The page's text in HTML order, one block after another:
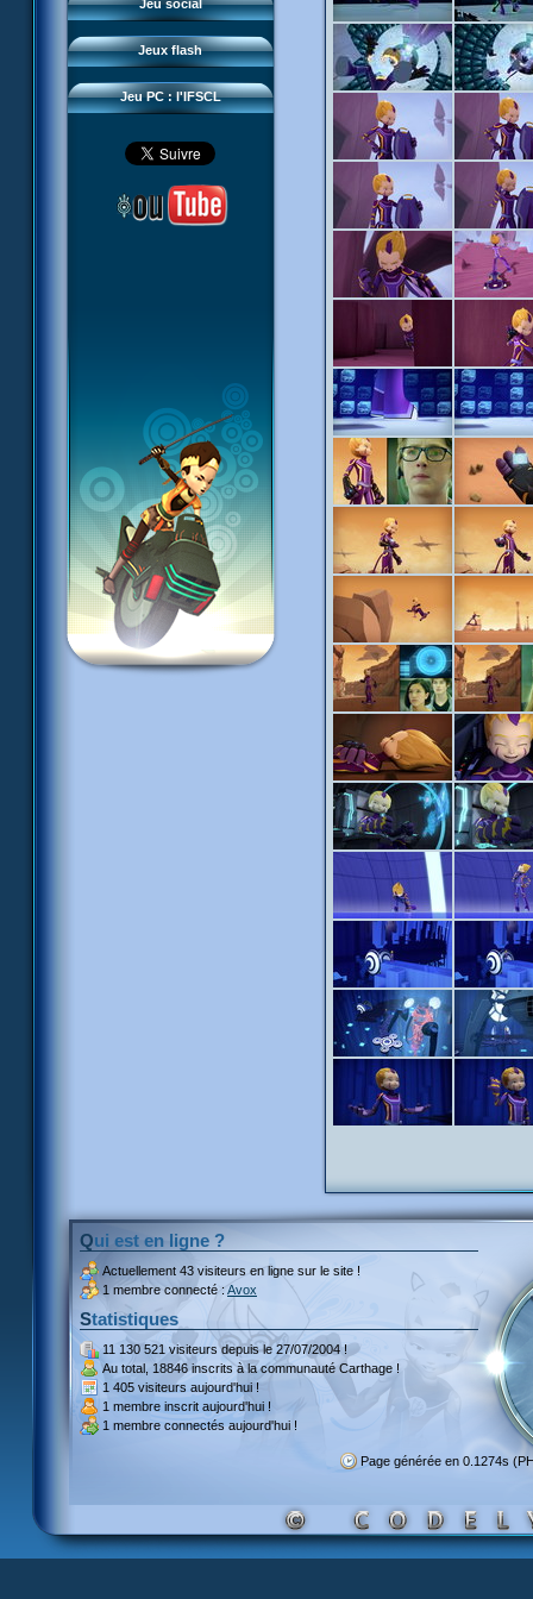
Jeu social
Jeux flash
Sector 2 Escape
Jeu PC : l'IFSCL
Téléchargements
Réseau IFSCL
Qui est en ligne ?
Actuellement 43 visiteurs en ligne sur le site !
1 membre connecté :Avox
Statistiques
11 130 521 visiteursdepuis le 27/07/2004 !
Au total, 18846 inscritsà la communauté Carthage !
1 405 visiteurs aujourd'hui !
1 membre inscrit aujourd'hui !
1 membre connectés aujourd'hui !
Page générée en 0.1274s